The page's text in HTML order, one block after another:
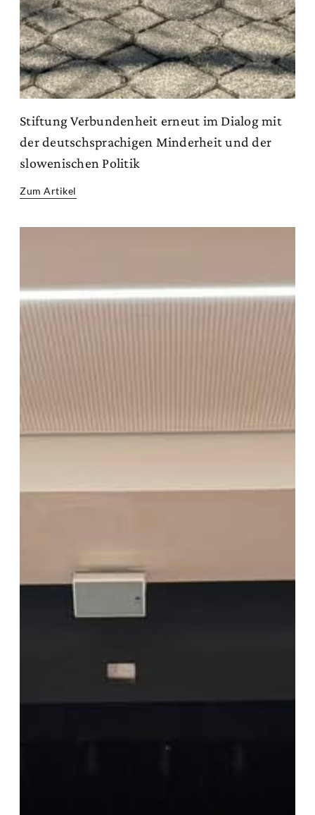
Stiftung Verbundenheit erneut im Dialog mit
der deutschsprachigen Minderheit und der
slowenischen Politik
Zum Artikel